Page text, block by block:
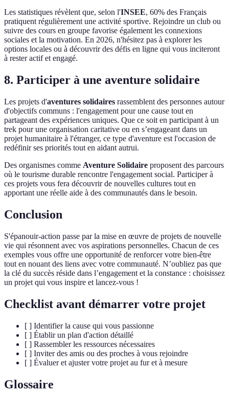
Les statistiques révèlent que, selon l'INSEE, 60% des Français
pratiquent régulièrement une activité sportive. Rejoindre un club ou
suivre des cours en groupe favorise également les connexions
sociales et la motivation. En 2026, n'hésitez pas à explorer les
options locales ou à découvrir des défis en ligne qui vous inciteront
à rester actif et engagé.
8. Participer à une aventure solidaire
Les projets d'aventures solidaires rassemblent des personnes autour
d'objectifs communs : l'engagement pour une cause tout en
partageant des expériences uniques. Que ce soit en participant à un
trek pour une organisation caritative ou en s’engageant dans un
projet humanitaire à l'étranger, ce type d'aventure est l'occasion de
redéfinir ses priorités tout en aidant autrui.
Des organismes comme Aventure Solidaire proposent des parcours
où le tourisme durable rencontre l'engagement social. Participer à
ces projets vous fera découvrir de nouvelles cultures tout en
apportant une réelle aide à des communautés dans le besoin.
Conclusion
S'épanouir-action passe par la mise en œuvre de projets de nouvelle
vie qui résonnent avec vos aspirations personnelles. Chacun de ces
exemples vous offre une opportunité de renforcer votre bien-être
tout en nouant des liens avec votre communauté. N’oubliez pas que
la clé du succès réside dans l’engagement et la constance : choisissez
un projet qui vous inspire et lancez-vous !
Checklist avant démarrer votre projet
[ ] Identifier la cause qui vous passionne
[ ] Établir un plan d'action détaillé
[ ] Rassembler les ressources nécessaires
[ ] Inviter des amis ou des proches à vous rejoindre
[ ] Évaluer et ajuster votre projet au fur et à mesure
Glossaire